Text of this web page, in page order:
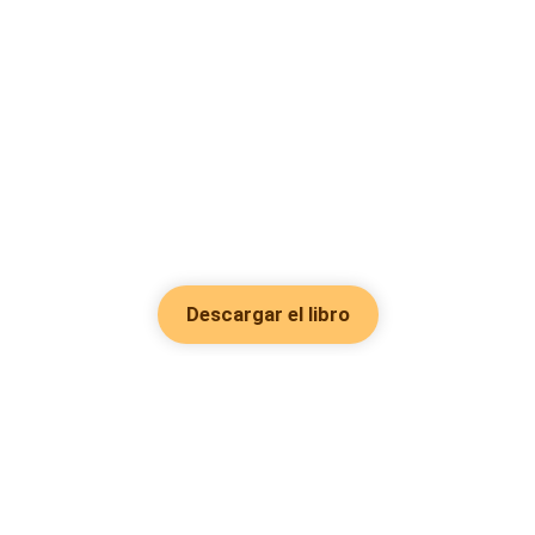
Descargar el libro